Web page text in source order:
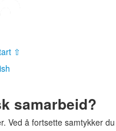
⇧
samarbeid?
Ved å fortsette samtykker